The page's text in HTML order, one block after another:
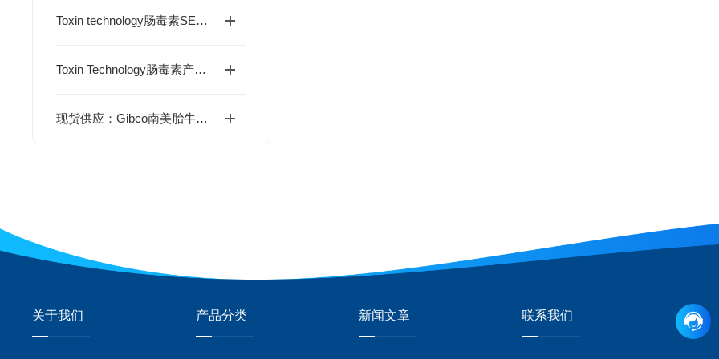
Toxin technology肠毒素SEB(BT202)产品介绍
Toxin Technology肠毒素产品怎么样？
现货供应：Gibco南美胎牛血清FBS(10270106)
关于我们 产品分类 新闻文章 联系我们